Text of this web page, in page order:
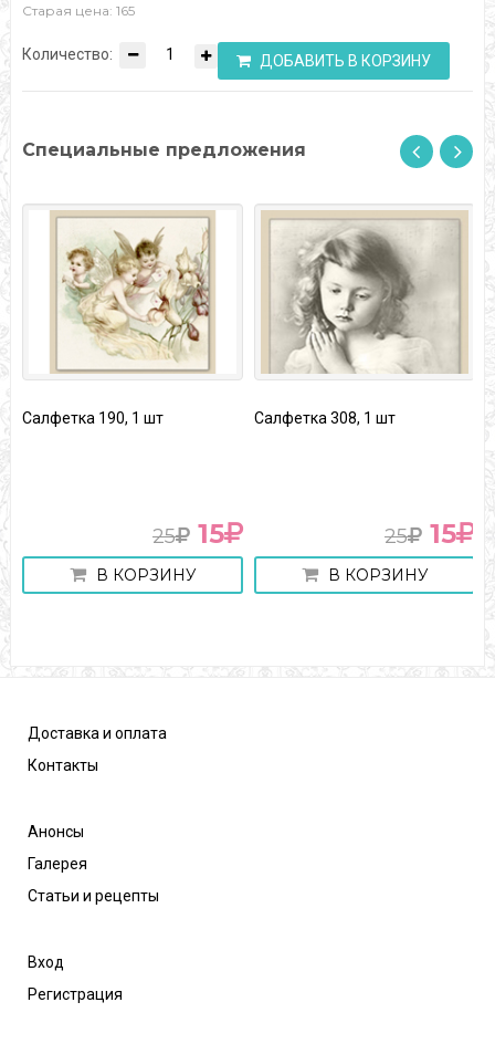
Старая цена: 165
Количество: ДОБАВИТЬ В КОРЗИНУ
Специальные предложения
Салфетка 190, 1 шт
25 15
В КОРЗИНУ
Салфетка 308, 1 шт
25 15
В КОРЗИНУ
Доставка и оплата
Контакты
Анонсы
Галерея
Статьи и рецепты
Вход
Регистрация